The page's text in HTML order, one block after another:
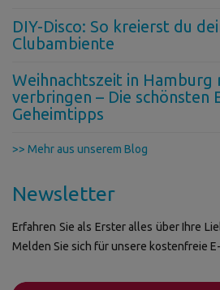
DIY-Disco: So kreierst du
Clubambiente
Weihnachtszeit in Hamburg
verbringen – Die schönsten
Geheimtipps
>> Mehr aus unserem Blog
Newsletter
Erfahren Sie als Erster alles über Ihre
Melden Sie sich für unsere kostenfreie